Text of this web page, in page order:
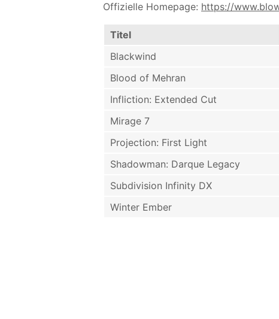
Offizielle Homepage: https://
Titel
Blackwind
Blood of Mehran
Infliction: Extended Cut
Mirage 7
Projection: First Light
Shadowman: Darque Legacy
Subdivision Infinity DX
Winter Ember